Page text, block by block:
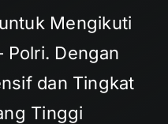
Mengikuti
Polri. Dengan
dan Tingkat
Tinggi